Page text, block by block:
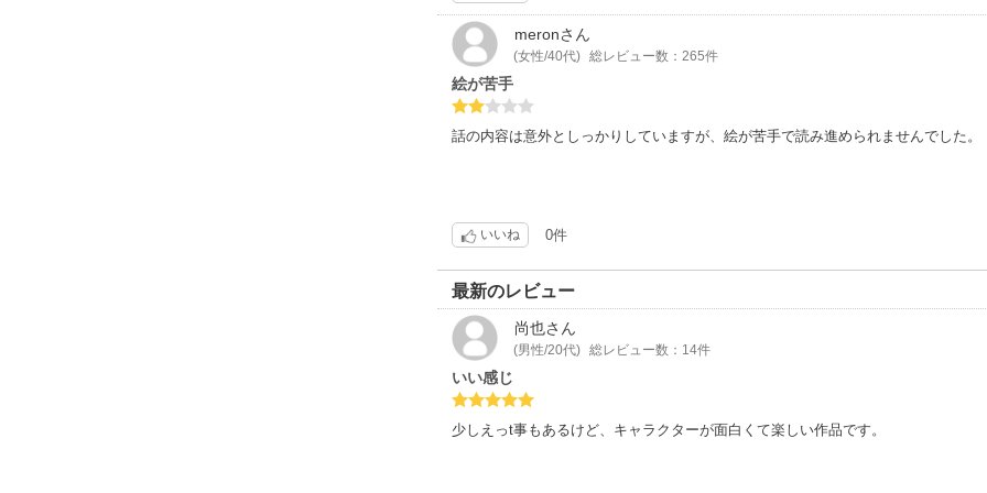
meronさん
(女性/40代) 総レビュー数：265件
絵が苦手
話の内容は意外としっかりしていますが、絵が苦手で読み進められませんでした。
いいね 0件
最新のレビュー
尚也さん
(男性/20代) 総レビュー数：14件
いい感じ
少しえっt事もあるけど、キャラクターが面白くて楽しい作品です。